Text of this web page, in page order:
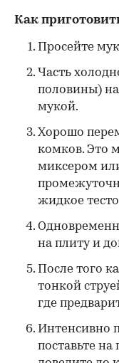
Как
Просейте
Часть
половины)
мукой.
Хорошо
комков. Это
миксером
жидкое
на плиту и
После того
тонкой
где
Интенсивно
поставьте